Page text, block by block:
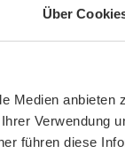
Über
Medien anbieten
Verwendung
führen diese